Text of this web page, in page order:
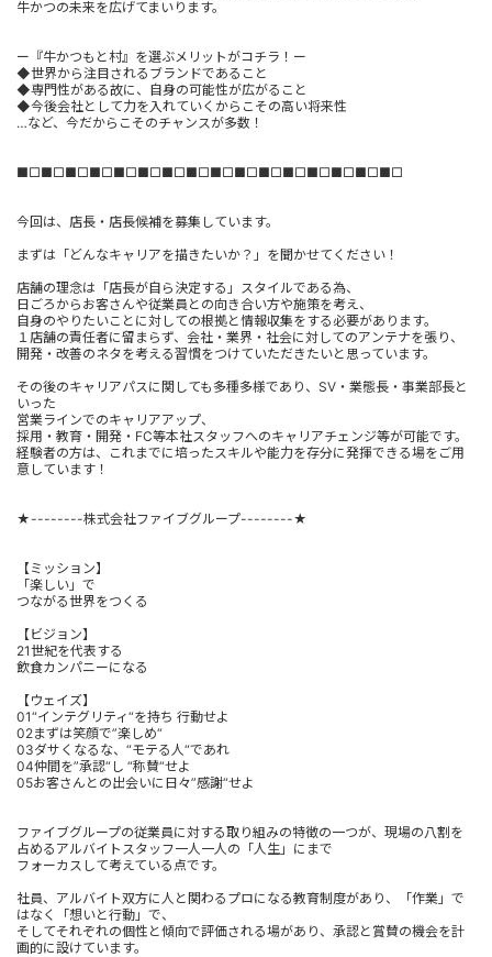
牛かつの未来を広げてまいります。
ー『牛かつもと村』を選ぶメリットがコチラ！ー
◆世界から注目されるブランドであること
◆専門性がある故に、自身の可能性が広がること
◆今後会社として力を入れていくからこその高い将来性
…など、今だからこそのチャンスが多数！
■□■□■□■□■□■□■□■□■□■□■□■□■□■□■□■□
今回は、店長・店長候補を募集しています。
まずは「どんなキャリアを描きたいか？」を聞かせてください！
店舗の理念は「店長が自ら決定する」スタイルである為、
日ごろからお客さんや従業員との向き合い方や施策を考え、
自身のやりたいことに対しての根拠と情報収集をする必要があります。
１店舗の責任者に留まらず、会社・業界・社会に対してのアンテナを張り、
開発・改善のネタを考える習慣をつけていただきたいと思っています。
その後のキャリアパスに関しても多種多様であり、SV・業態長・事業部長と
いった
営業ラインでのキャリアアップ、
採用・教育・開発・FC等本社スタッフへのキャリアチェンジ等が可能です。
経験者の方は、これまでに培ったスキルや能力を存分に発揮できる場をご用
意しています！
★--------株式会社ファイブグループ--------★
【ミッション】
「楽しい」で
つながる世界をつくる
【ビジョン】
21世紀を代表する
飲食カンパニーになる
【ウェイズ】
01“インテグリティ“を持ち 行動せよ
02まずは笑顔で”楽しめ“
03ダサくなるな、“モテる人“であれ
04仲間を”承認“し “称賛“せよ
05お客さんとの出会いに日々”感謝“せよ
ファイブグループの従業員に対する取り組みの特徴の一つが、現場の八割を
占めるアルバイトスタッフ一人一人の「人生」にまで
フォーカスして考えている点です。
社員、アルバイト双方に人と関わるプロになる教育制度があり、「作業」で
はなく「想いと行動」で、
そしてそれぞれの個性と傾向で評価される場があり、承認と賞賛の機会を計
画的に設けています。